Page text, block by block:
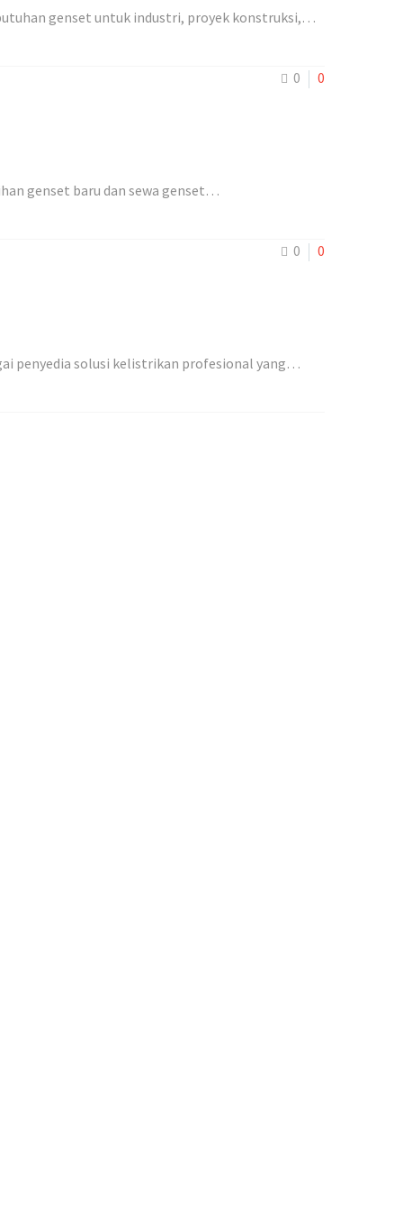
genset untuk industri, proyek konstruksi,…
0 0
genset baru dan sewa genset…
0 0
penyedia solusi kelistrikan profesional yang…